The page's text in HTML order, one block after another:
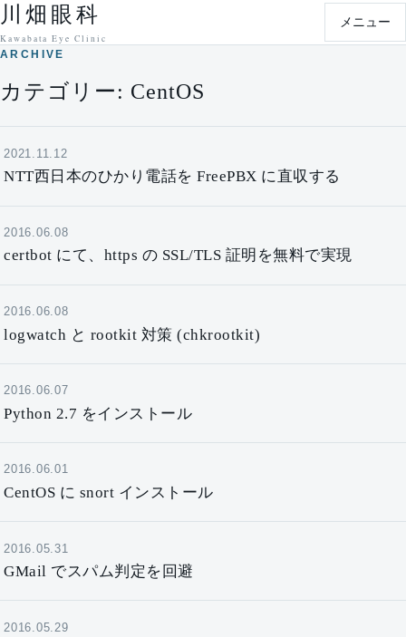
本文へ移動
川畑眼科
Kawabata Eye Clinic
メニュー
ARCHIVE
カテゴリー: CentOS
2021.11.12
NTT西日本のひかり電話を FreePBX に直収する
2016.06.08
certbot にて、https の SSL/TLS 証明を無料で実現
2016.06.08
logwatch と rootkit 対策 (chkrootkit)
2016.06.07
Python 2.7 をインストール
2016.06.01
CentOS に snort インストール
2016.05.31
GMail でスパム判定を回避
2016.05.29